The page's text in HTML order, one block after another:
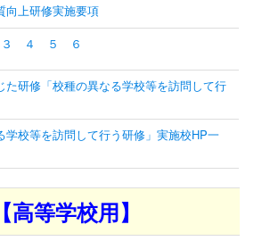
向上研修実施要項
３ ４ ５ ６
た研修「校種の異なる学校等を訪問して行
学校等を訪問して行う研修」実施校HP一
【高等学校用】